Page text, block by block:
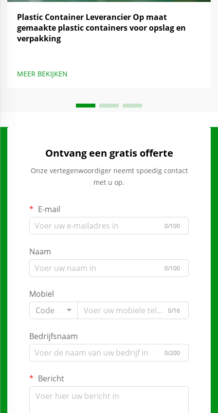
Plastic Container Leverancier Op maat
gemaakte plastic containers voor opslag en
verpakking
MEER BEKIJKEN
Ontvang een gratis offerte
Onze vertegenwoordiger neemt spoedig contact
met u op.
E-mail
0/100
Naam
0/100
Mobiel
Code
0/16
Bedrijfsnaam
0/200
Bericht